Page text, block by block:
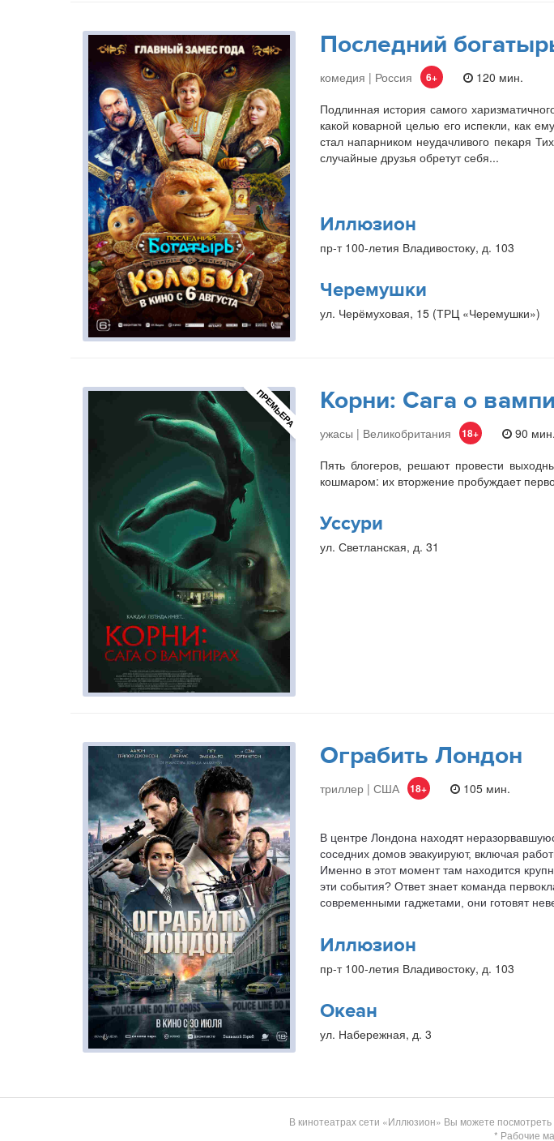
Последний
комедия | Россия 6+
120 мин.
Подлинная история самого
какой коварной целью его испекли, как
стал напарником неудачливого пекаря
случайные друзья обретут себя...
Иллюзион
пр-т 100-летия Владивостоку, д. 103
Черемушки
ул. Черёмуховая, 15 (ТРЦ «Черемушки»)
ПРЕМЬЕРА Корни: Сага о
ужасы | Великобритания 18+
90 мин.
Пять блогеров, решают провести
кошмаром: их вторжение пробуждает
Уссури
ул. Светланская, д. 31
Ограбить Лондон
триллер | США 18+ 105 мин.
В центре Лондона находят
соседних домов эвакуируют, включая
Именно в этот момент там находится
эти события? Ответ знает команда
современными гаджетами, они готовят
Иллюзион
пр-т 100-летия Владивостоку, д. 103
Океан
ул. Набережная, д. 3
В кинотеатрах сети «Иллюзион» Вы можете
* Рабочие